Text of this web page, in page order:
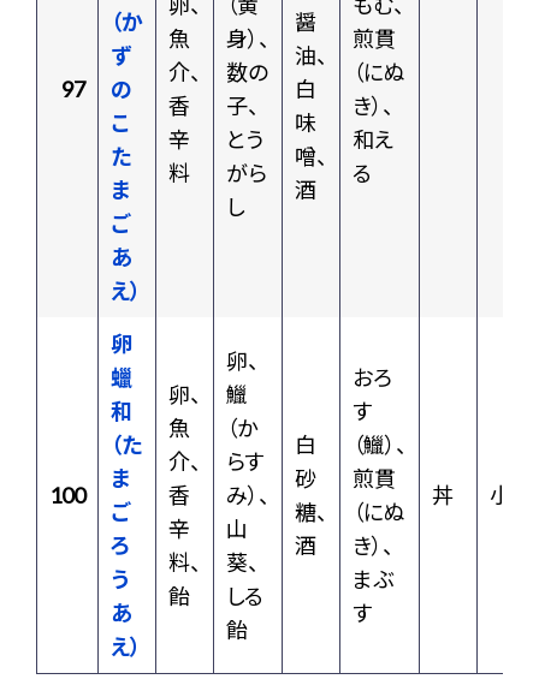
97
（か
ず
の
こ
た
ま
ご
あ
え）
魚
介、
香
辛
料
身）、
数の
子、
とう
がら
し
醤
油、
白
味
噌、
酒
煎貫
（にぬ
き）、
和え
る
100
卵
蠟
和
（た
ま
ご
ろ
う
あ
え）
卵、
魚
介、
香
辛
料、
飴
卵、
鱲
（か
らす
み）、
山
葵、
しる
飴
白
砂
糖、
酒
おろ
す
（鱲）、
煎貫
（にぬ
き）、
まぶ
す
丼 小皿